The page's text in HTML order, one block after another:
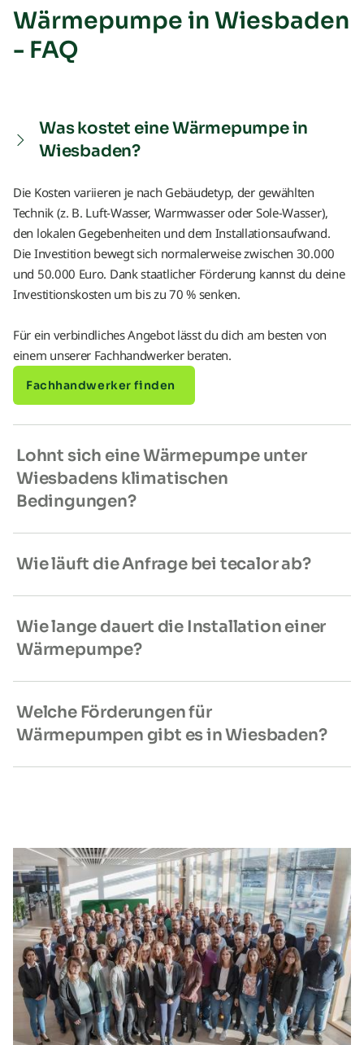
Wärmepumpe in Wiesbaden
- FAQ
Was kostet eine Wärmepumpe in
Wiesbaden?
Die Kosten variieren je nach Gebäudetyp, der gewählten
Technik (z. B. Luft-Wasser, Warmwasser oder Sole-Wasser),
den lokalen Gegebenheiten und dem Installationsaufwand.
Die Investition bewegt sich normalerweise zwischen 30.000
und 50.000 Euro. Dank staatlicher Förderung kannst du deine
Investitionskosten um bis zu 70 % senken.
Für ein verbindliches Angebot lässt du dich am besten von
einem unserer Fachhandwerker beraten.
Fachhandwerker finden
Lohnt sich eine Wärmepumpe unter
Wiesbadens klimatischen
Bedingungen?
Wie läuft die Anfrage bei tecalor ab?
Wie lange dauert die Installation einer
Wärmepumpe?
Welche Förderungen für
Wärmepumpen gibt es in Wiesbaden?